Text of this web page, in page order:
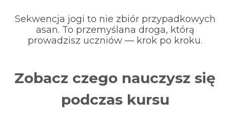
Sekwencja jogi to nie zbiór przypadkowych
asan. To przemyślana droga, którą
prowadzisz uczniów — krok po kroku.
Zobacz czego nauczysz się
podczas kursu